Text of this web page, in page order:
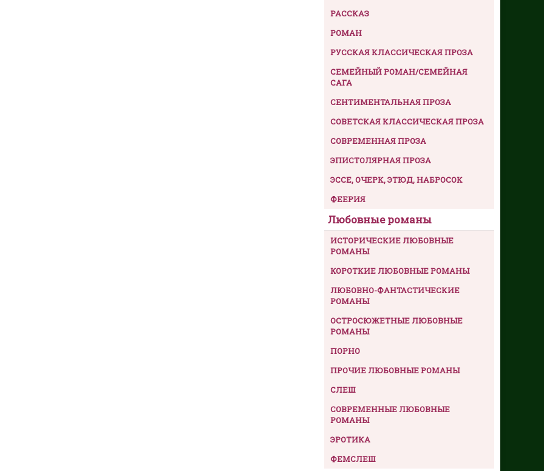
РАССКАЗ
РОМАН
РУССКАЯ КЛАССИЧЕСКАЯ ПРОЗА
СЕМЕЙНЫЙ РОМАН/СЕМЕЙНАЯ
САГА
СЕНТИМЕНТАЛЬНАЯ ПРОЗА
СОВЕТСКАЯ КЛАССИЧЕСКАЯ ПРОЗА
СОВРЕМЕННАЯ ПРОЗА
ЭПИСТОЛЯРНАЯ ПРОЗА
ЭССЕ, ОЧЕРК, ЭТЮД, НАБРОСОК
ФЕЕРИЯ
Любовные романы
ИСТОРИЧЕСКИЕ ЛЮБОВНЫЕ
РОМАНЫ
КОРОТКИЕ ЛЮБОВНЫЕ РОМАНЫ
ЛЮБОВНО-ФАНТАСТИЧЕСКИЕ
РОМАНЫ
ОСТРОСЮЖЕТНЫЕ ЛЮБОВНЫЕ
РОМАНЫ
ПОРНО
ПРОЧИЕ ЛЮБОВНЫЕ РОМАНЫ
СЛЕШ
СОВРЕМЕННЫЕ ЛЮБОВНЫЕ
РОМАНЫ
ЭРОТИКА
ФЕМСЛЕШ